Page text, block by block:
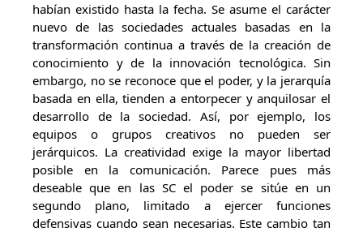
habían existido hasta la fecha. Se asume el carácter
nuevo de las sociedades actuales basadas en la
transformación continua a través de la creación de
conocimiento y de la innovación tecnológica. Sin
embargo, no se reconoce que el poder, y la jerarquía
basada en ella, tienden a entorpecer y anquilosar el
desarrollo de la sociedad. Así, por ejemplo, los
equipos o grupos creativos no pueden ser
jerárquicos. La creatividad exige la mayor libertad
posible en la comunicación. Parece pues más
deseable que en las SC el poder se sitúe en un
segundo plano, limitado a ejercer funciones
defensivas cuando sean necesarias. Este cambio tan